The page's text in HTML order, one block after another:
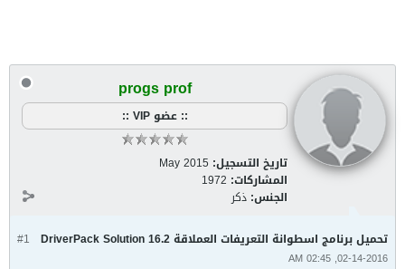
progs prof
:: عضو VIP ::
تاريخ التسجيل: May 2015
المشاركات: 1972
الجنس: ذكر
#1 تحميل برنامج اسطوانة التعريفات العملاقة DriverPack Solution 16.2
02-14-2016, 02:45 AM